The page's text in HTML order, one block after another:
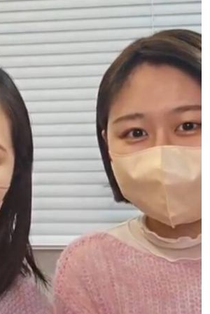
ー
く表記
学校に行きたくなる魔法の言葉
変えると、不登校の見え方が変わ
の話しかけ方に悩む親へ｜学校の
大丈夫
条件」を出さないで！親子であっ
忘れないこと
ンタビュー】親も一緒に成長した8
ば大丈夫だと思える場所です
もっと見る
登校のための高校受験ガイド
校からの高校受験ガイド｜令和8
たい配慮制度
様化学校「横浜きりん学園」とは？
新しい学びの場
登校のための高校受験ガイド｜フリ
ジスクール・通信制
を目指せる！高卒認定試験【国語
もっと見る
いい｜不登校の子どもを持つ親が
の整え方
前向きに｜休むことの意味と親が
盤「教育機会確保法」ってどんな法
を変えると、不登校の見え方が変わ
ンタビュー】親も一緒に成長した8
れば大丈夫だと思える場所です
もっと見る